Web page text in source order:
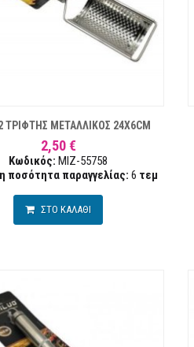
ΤΡΙΦΤΗΣ ΜΕΤΑΛΛΙΚΟΣ 24X6CM
2,50 €
Κωδικός: MIZ-55758
ποσότητα παραγγελίας: 6 τεμ
ΣΤΟ ΚΑΛΑΘΙ